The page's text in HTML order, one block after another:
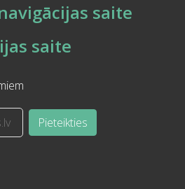
saite
saite
Pieteikties